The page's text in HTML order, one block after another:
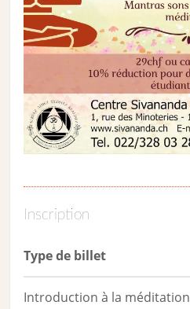
Inscription
Type de billet
Introduction à la méditation